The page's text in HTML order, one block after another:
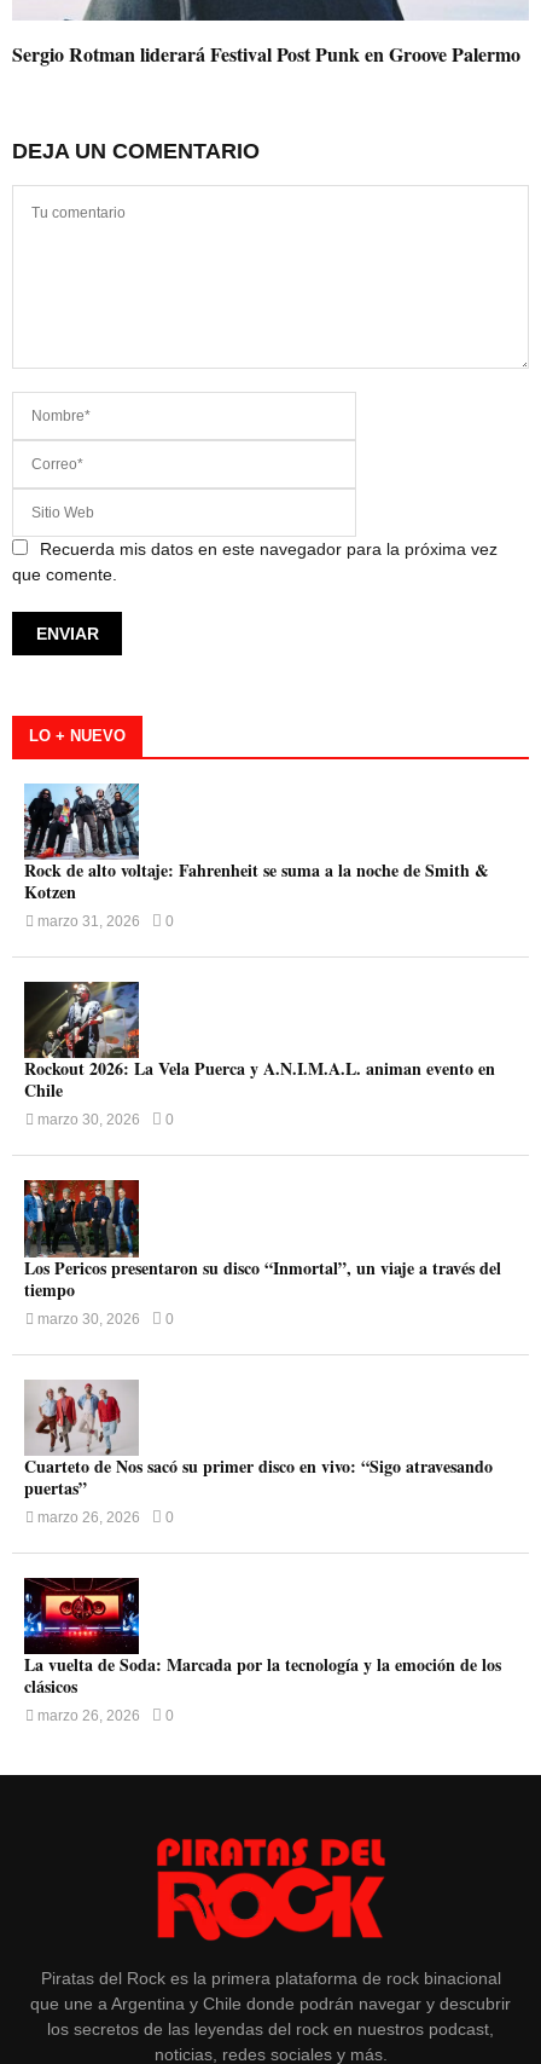
Sergio Rotman liderará Festival Post Punk en Groove Palermo
DEJA UN COMENTARIO
Recuerda mis datos en este navegador para la próxima vez
que comente.
LO + NUEVO
Rock de alto voltaje: Fahrenheit se suma a la noche de Smith &
Kotzen
marzo 31, 2026 0
Rockout 2026: La Vela Puerca y A.N.I.M.A.L. animan evento en
Chile
marzo 30, 2026 0
Los Pericos presentaron su disco “Inmortal”, un viaje a través del
tiempo
marzo 30, 2026 0
Cuarteto de Nos sacó su primer disco en vivo: “Sigo atravesando
puertas”
marzo 26, 2026 0
La vuelta de Soda: Marcada por la tecnología y la emoción de los
clásicos
marzo 26, 2026 0
Piratas del Rock es la primera plataforma de rock binacional
que une a Argentina y Chile donde podrán navegar y descubrir
los secretos de las leyendas del rock en nuestros podcast,
noticias, redes sociales y más.